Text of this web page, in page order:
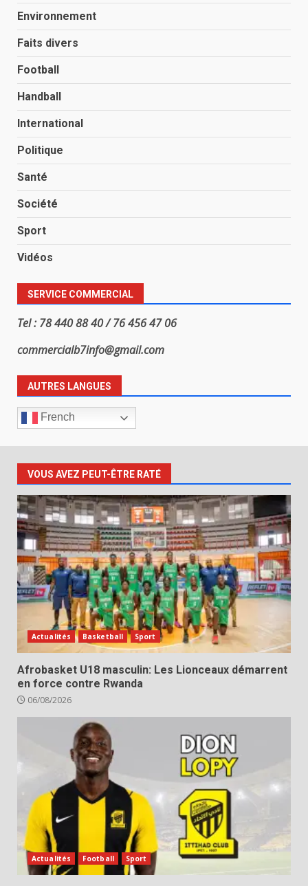
Environnement
Faits divers
Football
Handball
International
Politique
Santé
Société
Sport
Vidéos
SERVICE COMMERCIAL
Tel : 78 440 88 40 / 76 456 47 06
commercialb7info@gmail.com
AUTRES LANGUES
French
VOUS AVEZ PEUT-ÊTRE RATÉ
Actualités Basketball Sport
Afrobasket U18 masculin: Les Lionceaux démarrent
en force contre Rwanda
06/08/2026
Actualités Football Sport